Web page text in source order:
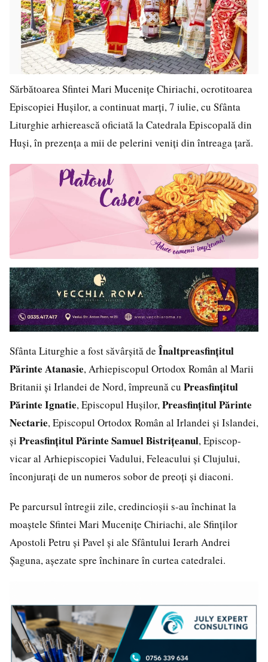
Sărbătoarea Sfintei Mari Mucenițe Chiriachi, ocrotitoarea
Episcopiei Hușilor, a continuat marți, 7 iulie, cu Sfânta
Liturghie arhierească oficiată la Catedrala Episcopală din
Huși, în prezența a mii de pelerini veniți din întreaga țară.
Sfânta Liturghie a fost săvârșită de Înaltpreasfințitul
Părinte Atanasie, Arhiepiscopul Ortodox Român al Marii
Britanii și Irlandei de Nord, împreună cu Preasfințitul
Părinte Ignatie, Episcopul Hușilor,Preasfințitul Părinte
Nectarie, Episcopul Ortodox Român al Irlandei și Islandei,
și Preasfințitul Părinte Samuel Bistrițeanul, Episcop-
vicar al Arhiepiscopiei Vadului, Feleacului și Clujului,
înconjurați de un numeros sobor de preoți și diaconi.
Pe parcursul întregii zile, credincioșii s-au închinat la
moaștele Sfintei Mari Mucenițe Chiriachi, ale Sfinților
Apostoli Petru și Pavel și ale Sfântului Ierarh Andrei
Șaguna, așezate spre închinare în curtea catedralei.